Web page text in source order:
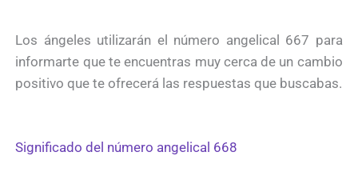
Los ángeles utilizarán el número angelical 667 para
informarte que te encuentras muy cerca de un cambio
positivo que te ofrecerá las respuestas que buscabas.
Significado del número angelical 668